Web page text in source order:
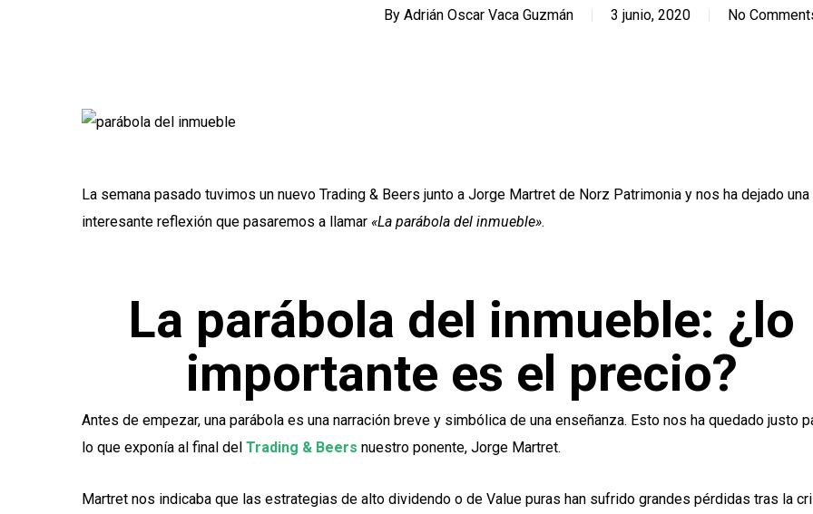
By Adrián Oscar Vaca Guzmán 3 junio, 2020 No
La semana pasado tuvimos un nuevo Trading & Beers junto a Jorge Martret de Norz Patrimonia y nos ha dejado una
interesante reflexión que pasaremos a llamar «La parábola del inmueble».
La parábola del inmueble: ¿lo
importante es el precio?
Antes de empezar, una parábola es una narración breve y simbólica de una enseñanza. Esto nos ha quedado justo
lo que exponía al final del Trading & Beers nuestro ponente, Jorge Martret.
Martret nos indicaba que las estrategias de alto dividendo o de Value puras han sufrido grandes pérdidas tras la